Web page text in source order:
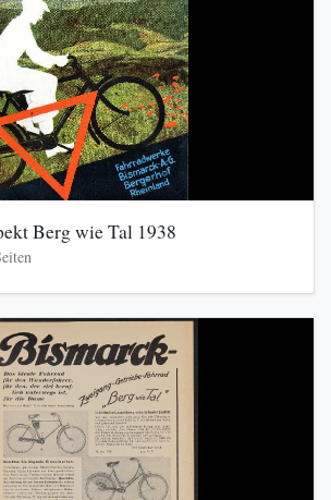
Berg wie Tal 1938